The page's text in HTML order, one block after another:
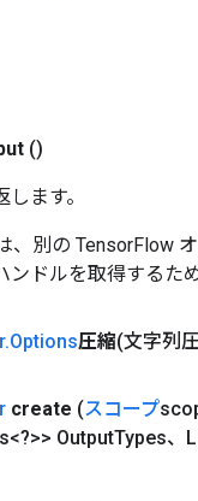
()
ます。
、別の TensorFlow
ドルを取得するた
.Options圧縮(文字列
create (スコープ
OutputTypes、